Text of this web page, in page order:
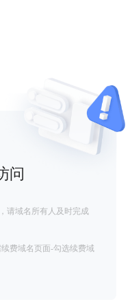
问
请域名所有人及时完成
费域名页面-勾选续费域